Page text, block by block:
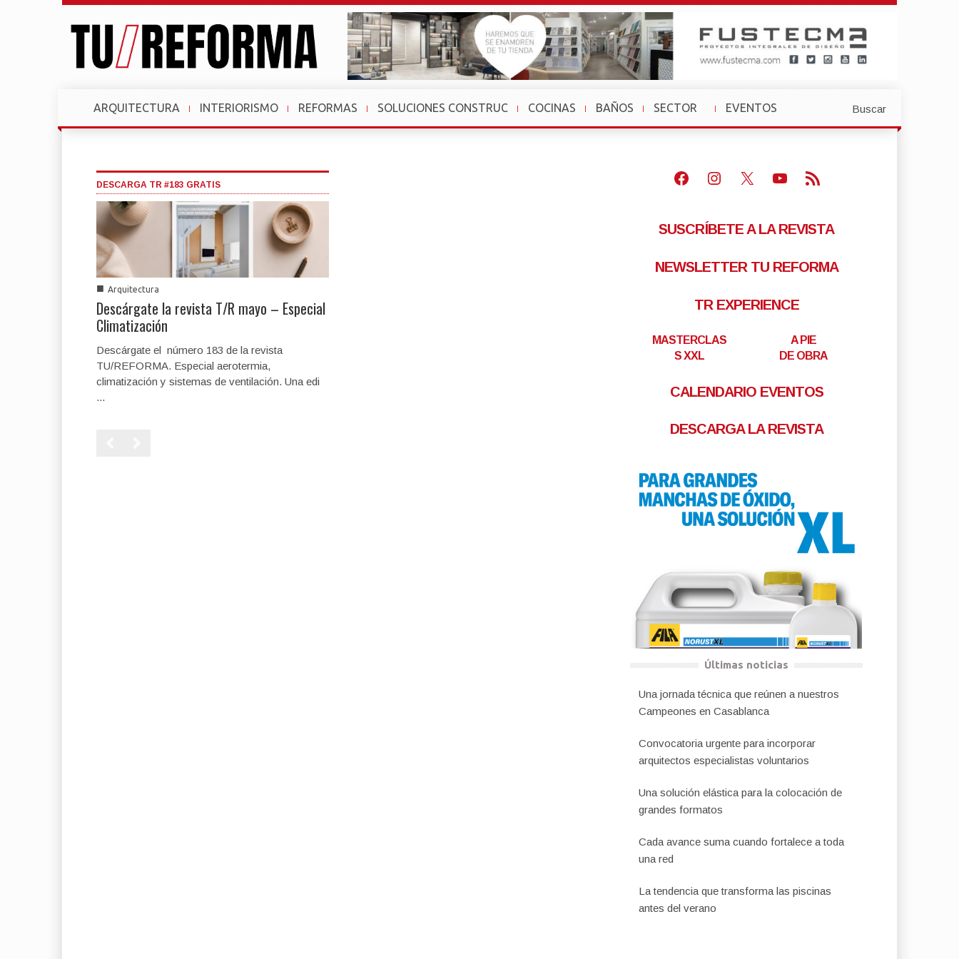
ARQUITECTURA INTERIORISMO REFORMAS SOLUCIONES CONSTRUC COCINAS BAÑOS
SECTOR
»
EVENTOS
»
Buscar
DESCARGA TR #183 GRATIS
■ Arquitectura
Descárgate la revista T/R mayo – Especial
Climatización
Descárgate el número 183 de la revista
TU/REFORMA. Especial aerotermia,
climatización y sistemas de ventilación. Una edi
...
Facebook
Instagram
X Youtube
Feed RSS
SUSCRÍBETE A LA REVISTA
NEWSLETTER TU REFORMA
TR EXPERIENCE
MASTERCLAS
S XXL
A PIE
DE OBRA
CALENDARIO EVENTOS
DESCARGA LA REVISTA
Últimas noticias
Una jornada técnica que reúnen a nuestros
Campeones en Casablanca
Convocatoria urgente para incorporar
arquitectos especialistas voluntarios
Una solución elástica para la colocación de
grandes formatos
Cada avance suma cuando fortalece a toda
una red
La tendencia que transforma las piscinas
antes del verano